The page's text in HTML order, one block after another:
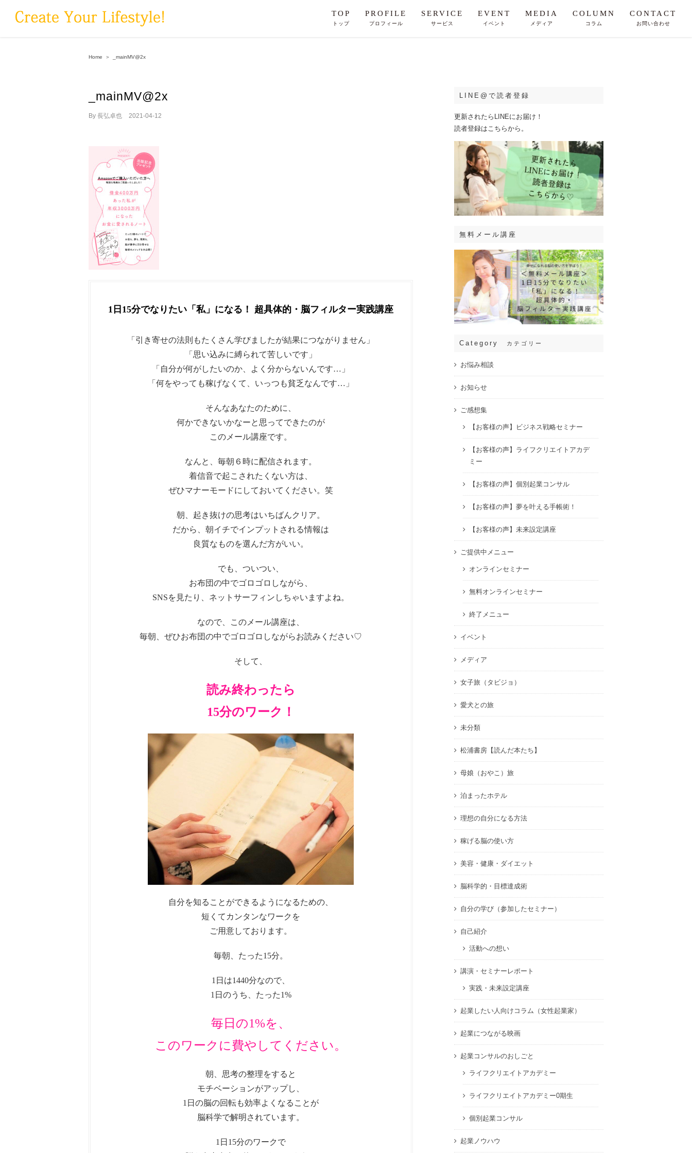
TOP
トップ
PROFILE
プロフィール
SERVICE
サービス
EVENT
イベント
MEDIA
メディア
COLUMN
コラム
CONTACT
お問い合わせ
Home ＞ _mainMV@2x
_mainMV@2x
By 長弘卓也 2021-04-12
1日15分でなりたい「私」になる！ 超具体的・脳フィルター実践講座
「引き寄せの法則もたくさん学びましたが結果につながりません」
「思い込みに縛られて苦しいです」
「自分が何がしたいのか、よく分からないんです…」
「何をやっても稼げなくて、いっつも貧乏なんです…」
そんなあなたのために、
何かできないかなーと思ってできたのが
このメール講座です。
なんと、毎朝６時に配信されます。
着信音で起こされたくない方は、
ぜひマナーモードにしておいてください。笑
朝、起き抜けの思考はいちばんクリア。
だから、朝イチでインプットされる情報は
良質なものを選んだ方がいい。
でも、ついつい、
お布団の中でゴロゴロしながら、
SNSを見たり、ネットサーフィンしちゃいますよね。
なので、このメール講座は、
毎朝、ぜひお布団の中でゴロゴロしながらお読みください♡
そして、
読み終わったら
15分のワーク！
自分を知ることができるようになるための、
短くてカンタンなワークを
ご用意しております。
毎朝、たった15分。
1日は1440分なので、
1日のうち、たった1%
毎日の1%を、
このワークに費やしてください。
朝、思考の整理をすると
モチベーションがアップし、
1日の脳の回転も効率よくなることが
脳科学で解明されています。
1日15分のワークで
LINE@で読者登録
更新されたらLINEにお届け！
読者登録はこちらから。
無料メール講座
Category カテゴリー
お悩み相談
お知らせ
ご感想集
【お客様の声】ビジネス戦略セミナー
【お客様の声】ライフクリエイトアカデ
ミー
【お客様の声】個別起業コンサル
【お客様の声】夢を叶える手帳術！
【お客様の声】未来設定講座
ご提供中メニュー
オンラインセミナー
無料オンラインセミナー
終了メニュー
イベント
メディア
女子旅（タビジョ）
愛犬との旅
未分類
松浦書房【読んだ本たち】
母娘（おやこ）旅
泊まったホテル
理想の自分になる方法
稼げる脳の使い方
美容・健康・ダイエット
脳科学的・目標達成術
自分の学び（参加したセミナー）
自己紹介
活動への想い
講演・セミナーレポート
実践・未来設定講座
起業したい人向けコラム（女性起業家）
起業につながる映画
起業コンサルのおしごと
ライフクリエイトアカデミー
ライフクリエイトアカデミー0期生
個別起業コンサル
起業ノウハウ